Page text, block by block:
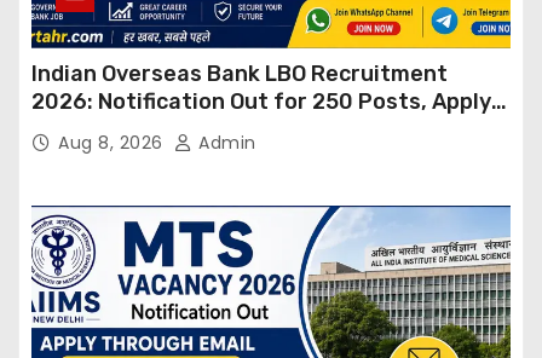
Indian Overseas Bank LBO Recruitment
2026: Notification Out for 250 Posts, Apply
OnlineAug 8, 2026 Admin